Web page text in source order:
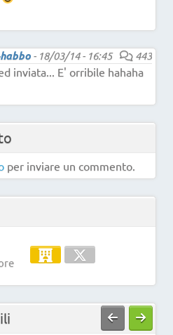
- 18/03/14 - 16:45
443
inviata... E' orribile hahaha
per inviare un commento.